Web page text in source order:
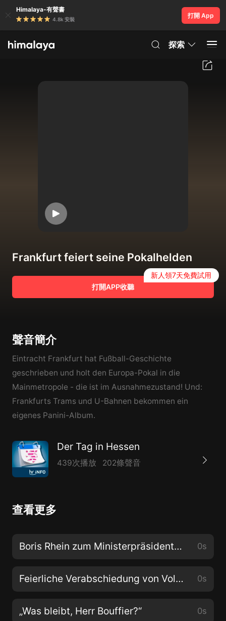
Himalaya-有聲書
4.8k 安裝
打開 App
探索
Frankfurt feiert seine Pokalhelden
打開APP收聽
新人領7天免費試用
聲音簡介
Eintracht Frankfurt hat Fußball-Geschichte
geschrieben und holt den Europa-Pokal in die
Mainmetropole - die ist im Ausnahmezustand! Und:
Frankfurts Trams und U-Bahnen bekommen ein
eigenes Panini-Album.
Der Tag in Hessen
439次播放 202條聲音
查看更多
Boris Rhein zum Ministerpräsidenten gewählt 0s
Feierliche Verabschiedung von Volker Bouffier 0s
„Was bleibt, Herr Bouffier?“ 0s